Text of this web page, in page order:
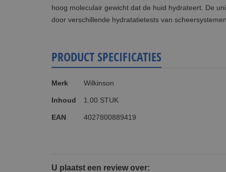
hoog moleculair gewicht dat de huid hydrateert. De
door verschillende hydratatietests van
PRODUCT SPECIFICATIES
informatie
Merk Wilkinson
Inhoud 1.00 STUK
EAN 4027800889419
U plaatst een review over: